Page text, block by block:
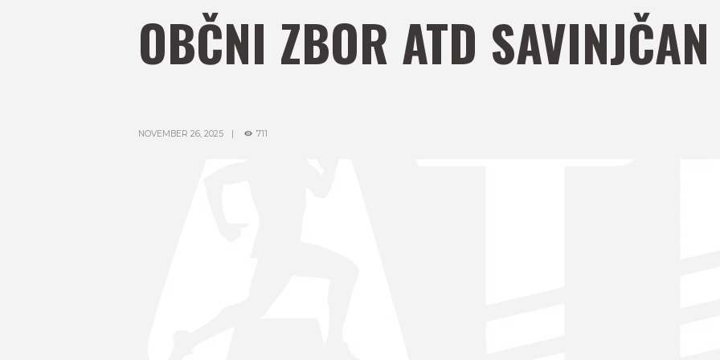
OBČNI ZBOR ATD
NOVEMBER 26, 2025 711